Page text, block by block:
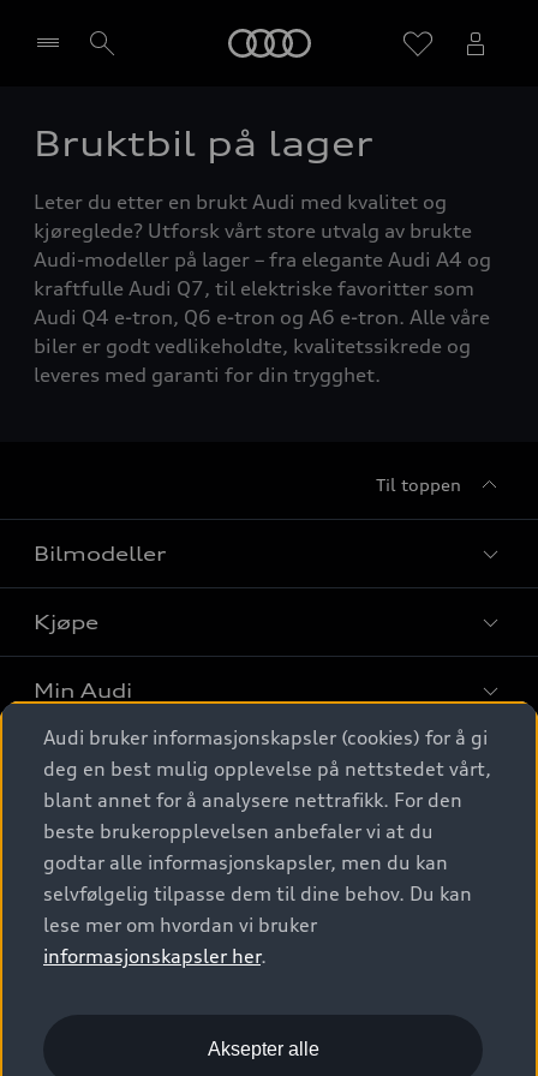
Velg forhandler
Bruktbil på lager
Leter du etter en brukt Audi med kvalitet og
kjøreglede? Utforsk vårt store utvalg av brukte
Audi-modeller på lager – fra elegante Audi A4 og
kraftfulle Audi Q7, til elektriske favoritter som
Audi Q4 e-tron, Q6 e-tron og A6 e-tron. Alle våre
biler er godt vedlikeholdte, kvalitetssikrede og
leveres med garanti for din trygghet.
Til toppen
Bilmodeller
Finn din Audi
Sammenlign bilmodeller
Elbiler
SUV
Stasjonsvogn
Sportback
S/RS
Konseptbiler og prototyper
Kjøpe
Kjøpshjelp
Biler på lager
Finn forhandler
Bestill prøvekjøring
Kontakt forhandler
Bilgarantier
Min Audi
Behold nybilfølelsen
Audi Originalt tilbehør
Verkstedtjenester
Digitale tjenester
Audi digitale tjenester
Audi connect
Functions on demand
Kom i gang med myAudi
Audi Norge
Kundeservice
Audi Driving Experience
© 2026 AUDI NORGE. All Rights Reserved.
Imprint
Audi bruker informasjonskapsler (cookies) for å gi
deg en best mulig opplevelse på nettstedet vårt,
blant annet for å analysere nettrafikk. For den
beste brukeropplevelsen anbefaler vi at du
godtar alle informasjonskapsler, men du kan
selvfølgelig tilpasse dem til dine behov. Du kan
lese mer om hvordan vi bruker
informasjonskapsler her.
Aksepter alle